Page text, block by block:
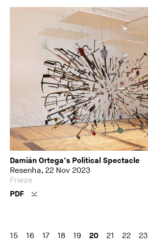
Damián Ortega’s Political Spectacle
Resenha, 22 Nov 2023
Frieze
PDF
15 16 17 18 19 20 21 22 23